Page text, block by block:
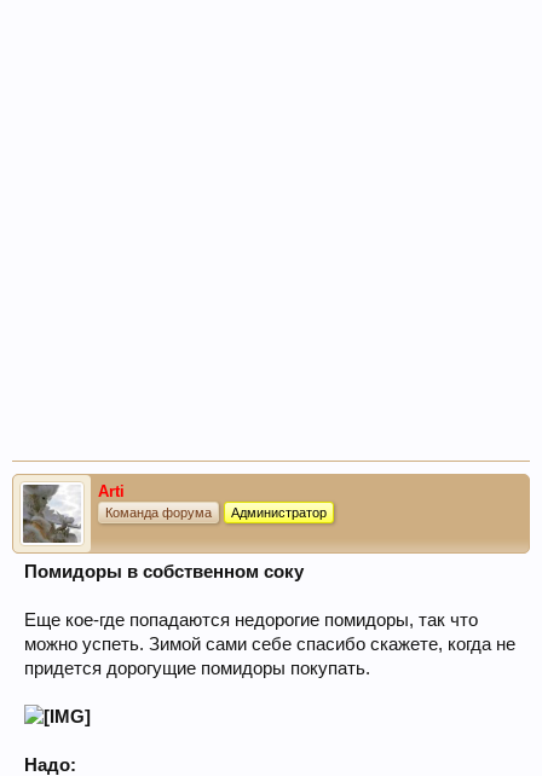
Arti
Команда форума Администратор
Помидоры в собственном соку
Еще кое-где попадаются недорогие помидоры, так что
можно успеть. Зимой сами себе спасибо скажете, когда не
придется дорогущие помидоры покупать.
Надо: